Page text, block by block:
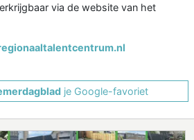
via de website van het
je Google-favoriet